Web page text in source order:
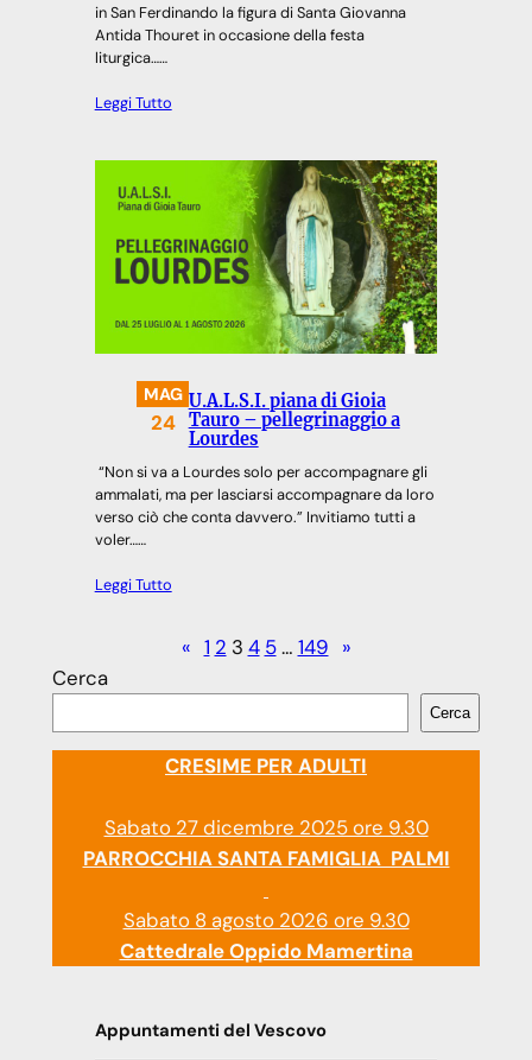
in San Ferdinando la figura di Santa Giovanna
Antida Thouret in occasione della festa
liturgica……
Leggi Tutto
MAG
24
U.A.L.S.I. piana di Gioia
Tauro – pellegrinaggio a
Lourdes
“Non si va a Lourdes solo per accompagnare gli
ammalati, ma per lasciarsi accompagnare da loro
verso ciò che conta davvero.” Invitiamo tutti a
voler……
Leggi Tutto
« 1 2 3 4 5 … 149 »
Cerca
Cerca
CRESIME PER ADULTI
Sabato 27 dicembre 2025 ore 9.30
PARROCCHIA SANTA FAMIGLIA PALMI
Sabato 8 agosto 2026 ore 9.30
Cattedrale Oppido Mamertina
Appuntamenti del Vescovo